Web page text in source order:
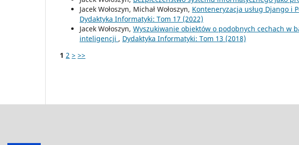
Jacek Wołoszyn, Michał Wołoszyn, Konteneryzacja usług Django i
Dydaktyka Informatyki: Tom 17 (2022)
Jacek Wołoszyn, Wyszukiwanie obiektów o podobnych cechach w
inteligencji , Dydaktyka Informatyki: Tom 13 (2018)
1 2 > >>